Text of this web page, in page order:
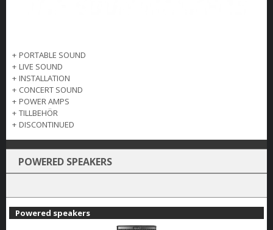
+ PORTABLE SOUND
+ LIVE SOUND
+ INSTALLATION
+ CONCERT SOUND
+ POWER AMPS
+ TILLBEHÖR
+ DISCONTINUED
POWERED SPEAKERS
Powered speakers